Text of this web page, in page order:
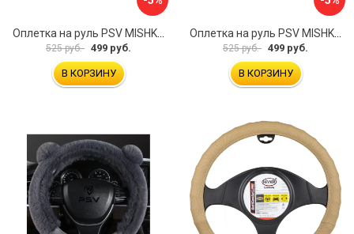
Оплетка на руль PSV MISHKA Premium 136099
525 руб. 499 руб.
В КОРЗИНУ
Оплетка на руль PSV MISHKA Premium 136095
525 руб. 499 руб.
В КОРЗИНУ